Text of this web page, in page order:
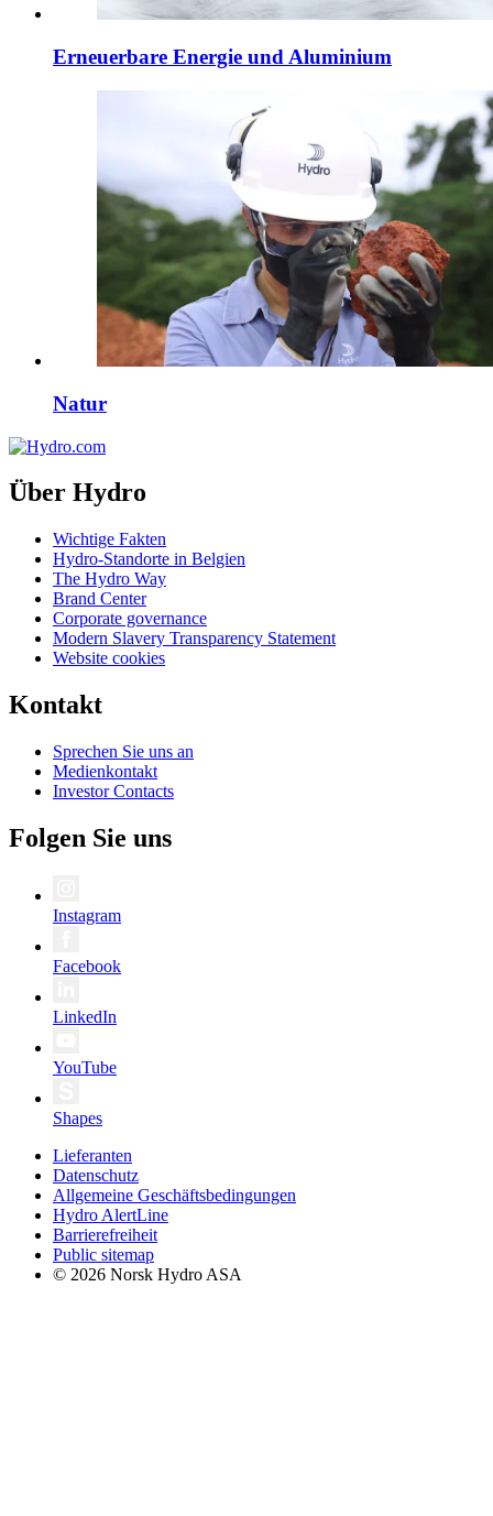
Erneuerbare Energie und Aluminium
Natur
Über Hydro
Wichtige Fakten
Hydro-Standorte in Belgien
The Hydro Way
Brand Center
Corporate governance
Modern Slavery Transparency Statement
Website cookies
Kontakt
Sprechen Sie uns an
Medienkontakt
Investor Contacts
Folgen Sie uns
Instagram
Facebook
LinkedIn
YouTube
Shapes
Lieferanten
Datenschutz
Allgemeine Geschäftsbedingungen
Hydro AlertLine
Barrierefreiheit
Public sitemap
© 2026 Norsk Hydro ASA